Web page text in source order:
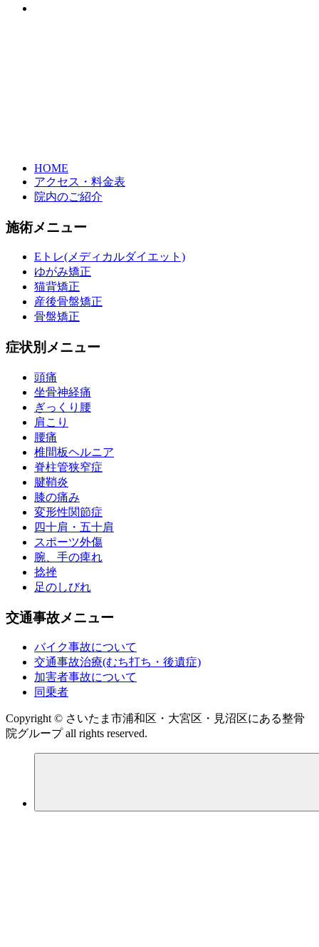
HOME
アクセス・料金表
院内のご紹介
施術メニュー
Eトレ(メディカルダイエット)
ゆがみ矯正
猫背矯正
産後骨盤矯正
骨盤矯正
症状別メニュー
頭痛
坐骨神経痛
ぎっくり腰
肩こり
腰痛
椎間板ヘルニア
脊柱管狭窄症
腱鞘炎
膝の痛み
変形性関節症
四十肩・五十肩
スポーツ外傷
腕、手の痺れ
捻挫
足のしびれ
交通事故メニュー
バイク事故について
交通事故治療(むち打ち・後遺症)
加害者事故について
同乗者
Copyright © さいたま市浦和区・大宮区・見沼区にある整骨
院グループ all rights reserved.